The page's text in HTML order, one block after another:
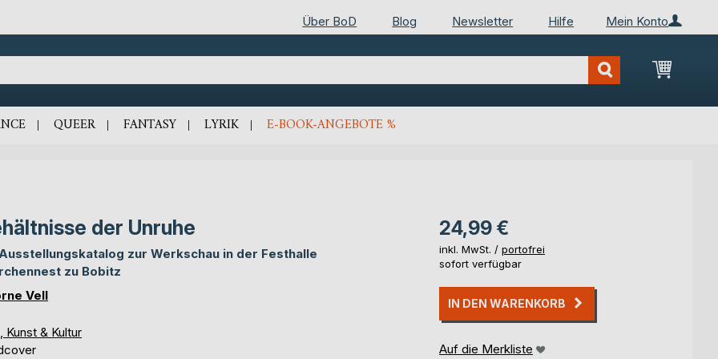
Mein Konto
Über BoD Blog Newsletter Hilfe
Mein
QUEER FANTASY LYRIK E-BOOK-ANGEBOTE %
der Unruhe
zur Werkschau in der Festhalle
zu Bobitz
Vell
Kunst & Kultur
24,99 €
inkl. MwSt. / portofrei
sofort verfügbar
IN DEN WARENKORB
Auf die Merkliste